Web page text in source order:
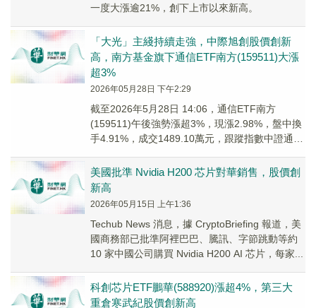
一度大漲逾21%，創下上市以來新高。
「大光」主綫持續走強，中際旭創股價創新
高，南方基金旗下通信ETF南方(159511)大漲
超3%
2026年05月28日 下午2:29
截至2026年5月28日 14:06，通信ETF南方
(159511)午後強勢漲超3%，現漲2.98%，盤中換
手4.91%，成交1489.10萬元，跟蹤指數中證通信
美國批準 Nvidia H200 芯片對華銷售，股價創
新高
2026年05月15日 上午1:36
Techub News 消息，據 CryptoBriefing 報道，美
國商務部已批準阿裡巴巴、騰訊、字節跳動等約
10 家中國公司購買 Nvidia H200 AI 芯片，每家...
科創芯片ETF鵬華(588920)漲超4%，第三大
重倉寒武紀股價創新高